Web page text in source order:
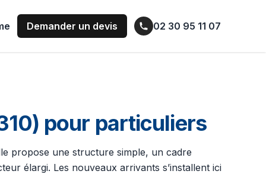
Demander un devis 02 30 95 11 07
pour particuliers
propose une structure simple, un cadre
élargi. Les nouveaux arrivants s’installent ici